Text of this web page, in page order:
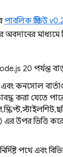
পাবলিক প্রিভিউ
মাধ্যমে
20 পর্যন্ত
কনসোল
করা যেতে
স্টাইলশিট,
এর উপর ভিত্তি
পথে এবং